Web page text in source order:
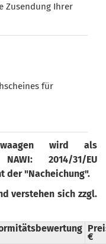
Zusendung Ihrer
für
wird als
2014/31/EU
der "Nacheichung".
verstehen sich zzgl.
€